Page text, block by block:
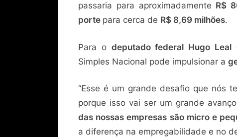
passaria para aproximadamente R$
porte para cerca de R$ 8,69 milhões.
Para o deputado federal Hugo Leal
Simples Nacional pode impulsionar a
“Esse é um grande desafio que nós
porque isso vai ser um grande
das nossas empresas são micro e
a diferença na empregabilidade e no